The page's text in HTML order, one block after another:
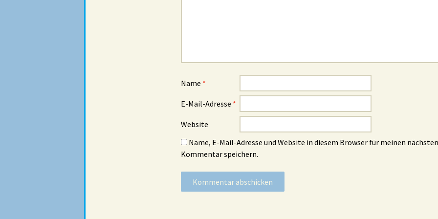
Name *
E-Mail-Adresse *
Website
Name, E-Mail-Adresse und Website in diesem Browser für meinen nächsten
Kommentar speichern.